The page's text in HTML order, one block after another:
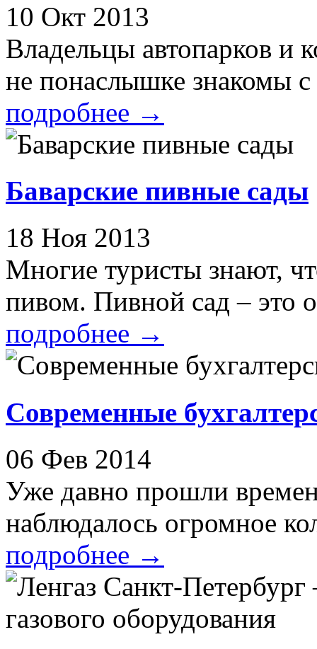
10 Окт 2013
Владельцы автопарков и
не понаслышке знакомы
подробнее →
Баварские пивные сады
18 Ноя 2013
Многие туристы знают,
пивом. Пивной сад – это
подробнее →
Современные
06 Фев 2014
Уже давно прошли
наблюдалось огромное
подробнее →